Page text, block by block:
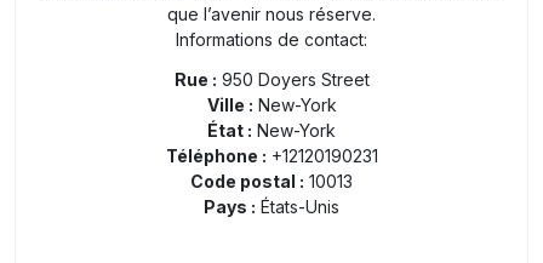
que l’avenir nous réserve.
Informations de contact:
Rue : 950 Doyers Street
Ville : New-York
État : New-York
Téléphone : +12120190231
Code postal : 10013
Pays : États-Unis